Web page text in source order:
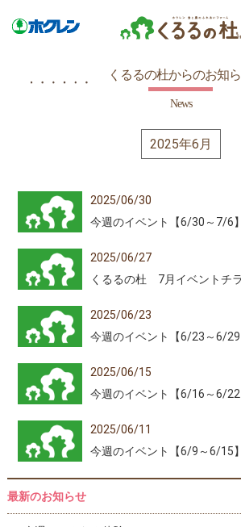
くるるの杜からのお知
News
2025年6月
2025/06/30
今週のイベント【6/30～7/6】
2025/06/27
くるるの杜 7月イベントチ
2025/06/23
今週のイベント【6/23～6/29
2025/06/15
今週のイベント【6/16～6/22
2025/06/11
今週のイベント【6/9～6/15】
最新のお知らせ